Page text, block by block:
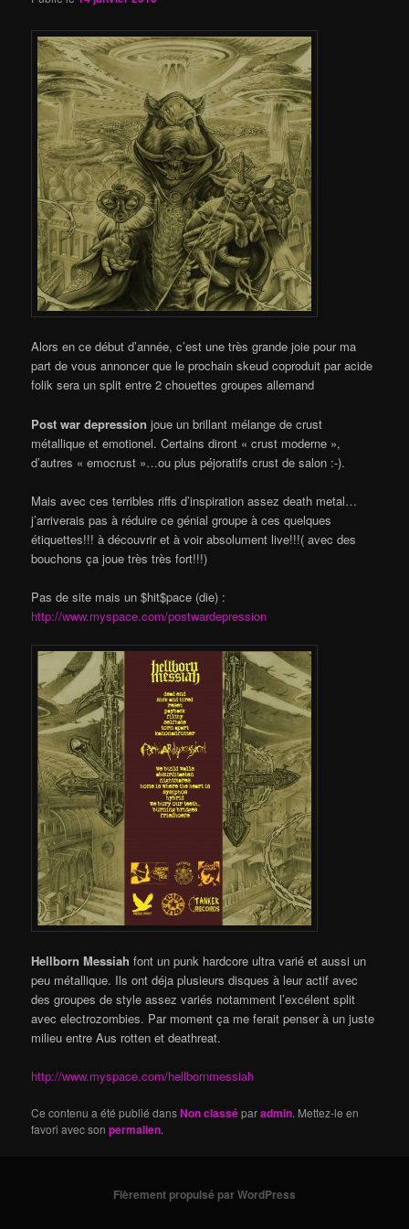
Alors en ce début d’année, c’est une très grande joie pour ma
part de vous annoncer que le prochain skeud coproduit par acide
folik sera un split entre 2 chouettes groupes allemand
Post war depression joue un brillant mélange de crust
métallique et emotionel. Certains diront « crust moderne »,
d’autres « emocrust »…ou plus péjoratifs crust de salon :-).
Mais avec ces terribles riffs d’inspiration assez death metal…
j’arriverais pas à réduire ce génial groupe à ces quelques
étiquettes!!! à découvrir et à voir absolument live!!!( avec des
bouchons ça joue très très fort!!!)
Pas de site mais un $hit$pace (die) :
http://www.myspace.com/postwardepression
Hellborn Messiah font un punk hardcore ultra varié et aussi un
peu métallique. Ils ont déja plusieurs disques à leur actif avec
des groupes de style assez variés notamment l’excélent split
avec electrozombies. Par moment ça me ferait penser à un juste
milieu entre Aus rotten et deathreat.
http://www.myspace.com/hellbornmessiah
Ce contenu a été publié dansNon classéparadmin. Mettez-le en
favori avec sonpermalien.
Fièrement propulsé par WordPress